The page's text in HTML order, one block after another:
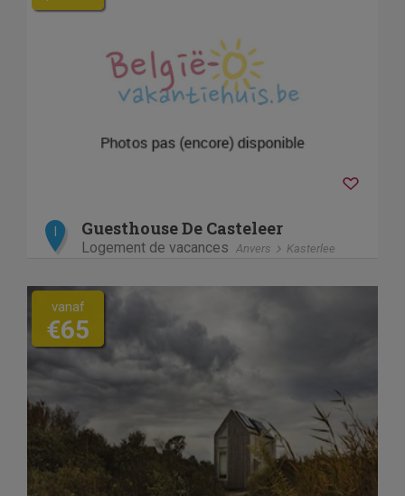
Guesthouse De Casteleer
Logement de vacances Anvers Kasterlee
vanaf
€65